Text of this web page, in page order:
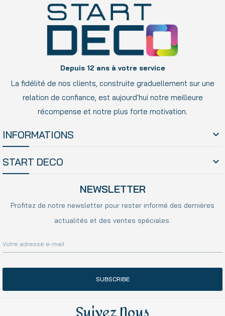
Depuis 12 ans à votre service
La fidélité de nos clients, construite graduellement sur une
relation de confiance, est aujourd'hui notre meilleure
récompense et notre plus forte motivation.
INFORMATIONS 
START DECO 
NEWSLETTER
Profitez de notre newsletter pour rester informé des dernières
actualités et des ventes spéciales.
SUBSCRIBE